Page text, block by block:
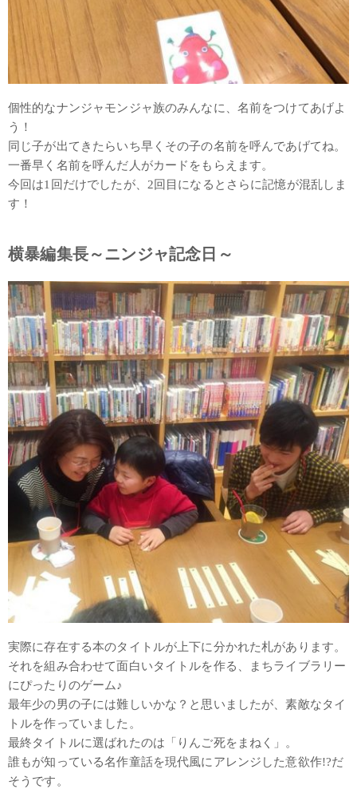
個性的なナンジャモンジャ族のみんなに、名前をつけてあげよ
う！
同じ子が出てきたらいち早くその子の名前を呼んであげてね。
一番早く名前を呼んだ人がカードをもらえます。
今回は1回だけでしたが、2回目になるとさらに記憶が混乱しま
す！
横暴編集長～ニンジャ記念日～
実際に存在する本のタイトルが上下に分かれた札があります。
それを組み合わせて面白いタイトルを作る、まちライブラリー
にぴったりのゲーム♪
最年少の男の子には難しいかな？と思いましたが、素敵なタイ
トルを作っていました。
最終タイトルに選ばれたのは「りんご死をまねく」。
誰もが知っている名作童話を現代風にアレンジした意欲作!?だ
そうです。